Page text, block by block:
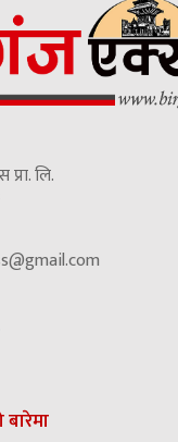
प्रा. लि.
बारेमा